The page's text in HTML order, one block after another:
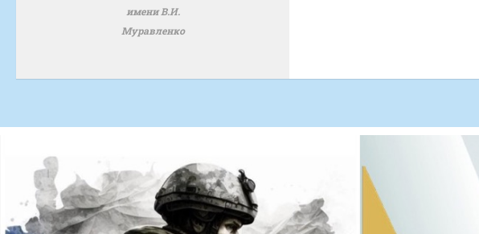
имени В.И.
Муравленко